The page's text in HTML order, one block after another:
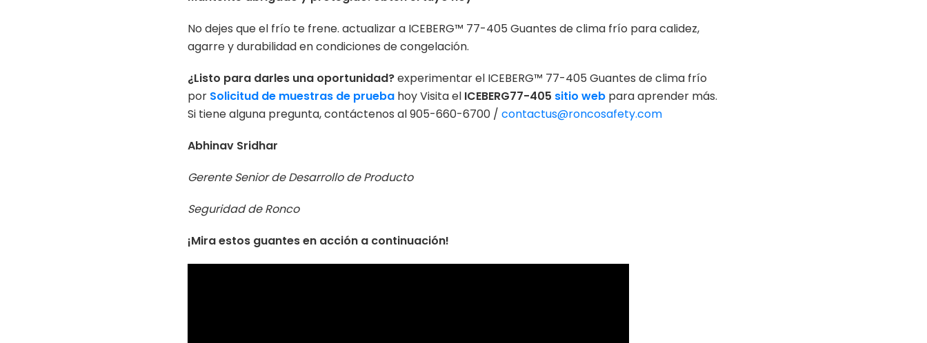
No dejes que el frío te frene. actualizar a ICEBERG™ 77-405 Guantes de clima frío para calidez,
agarre y durabilidad en condiciones de congelación.
¿Listo para darles una oportunidad?experimentar el ICEBERG™ 77-405 Guantes de clima frío
por Solicitud de muestras de pruebahoy Visita el ICEBERG77-405 sitio webpara aprender más.
Si tiene alguna pregunta, contáctenos al 905-660-6700 / contactus@roncosafety.com
Abhinav Sridhar
Gerente Senior de Desarrollo de Producto
Seguridad de Ronco
¡Mira estos guantes en acción a continuación!